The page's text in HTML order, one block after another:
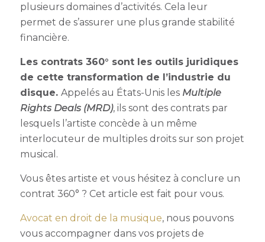
plusieurs domaines d’activités. Cela leur
permet de s’assurer une plus grande stabilité
financière.
Les contrats 360° sont les outils juridiques
de cette transformation de l’industrie du
disque. Appelés au États-Unis les Multiple
Rights Deals (MRD), ils sont des contrats par
lesquels l’artiste concède à un même
interlocuteur de multiples droits sur son projet
musical.
Vous êtes artiste et vous hésitez à conclure un
contrat 360° ? Cet article est fait pour vous.
Avocat en droit de la musique, nous pouvons
vous accompagner dans vos projets de